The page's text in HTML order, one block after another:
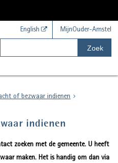
English MijnOuder-Amstel
Zoek
of bezwaar indienen
indienen
zoeken met de gemeente. U heeft
maken. Het is handig om dan via